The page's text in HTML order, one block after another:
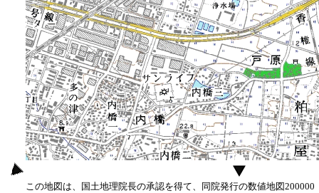
この地図は、国土地理院長の承認を得て、同院発行の数値地図